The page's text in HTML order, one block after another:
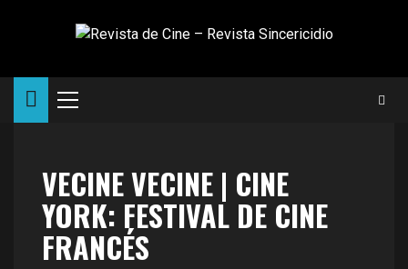
Menú
VECINE VECINE | CINE
YORK: FESTIVAL DE CINE
FRANCÉS